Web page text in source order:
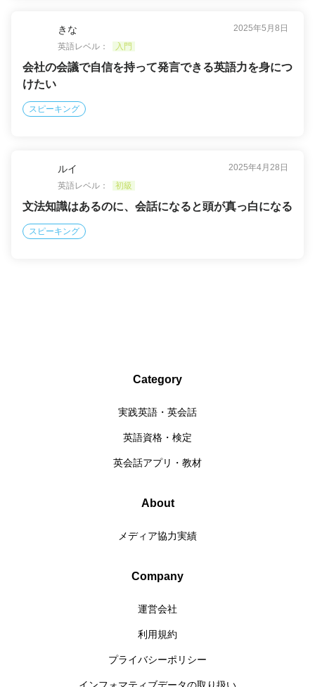
きな
2025年5月8日
英語レベル：
入門
会社の会議で自信を持って発言できる英語力を身につ
けたい
スピーキング
ルイ
2025年4月28日
英語レベル：
初級
文法知識はあるのに、会話になると頭が真っ白になる
スピーキング
Category
実践英語・英会話
英語資格・検定
英会話アプリ・教材
About
メディア協力実績
Company
運営会社
利用規約
プライバシーポリシー